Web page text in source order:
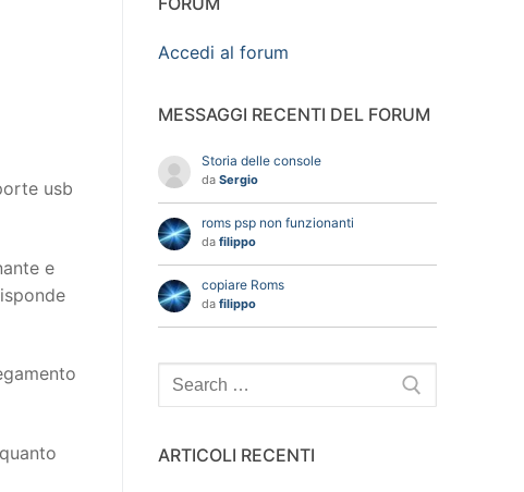
usb
e
Accedi al forum
MESSAGGI RECENTI DEL FORUM
Storia delle console
da Sergio
roms psp non funzionanti
da filippo
copiare Roms
da filippo
Search
for:
ARTICOLI RECENTI